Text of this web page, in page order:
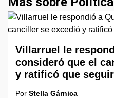
Villarruel le
consideró que el
y ratificó que
Por Stella Gárnica